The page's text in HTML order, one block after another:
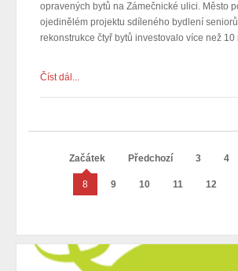
opravených bytů na Zámečnické ulici. Město
ojedinělém projektu sdíleného bydlení
rekonstrukce čtyř bytů investovalo více než
Číst dál...
Začátek Předchozí 3 4
8 9 10 11 12